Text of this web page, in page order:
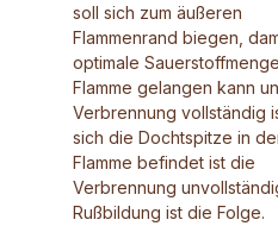
soll sich zum äußeren
Flammenrand biegen,
optimale
Flamme gelangen kann
Verbrennung vollständig
sich die Dochtspitze in
Flamme befindet ist die
Verbrennung
Rußbildung ist die Folge.